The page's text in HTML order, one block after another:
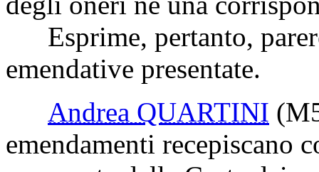
Francesco Maria
prende atto che le
relatore, deputato
all'inizio della discussione
momento che non